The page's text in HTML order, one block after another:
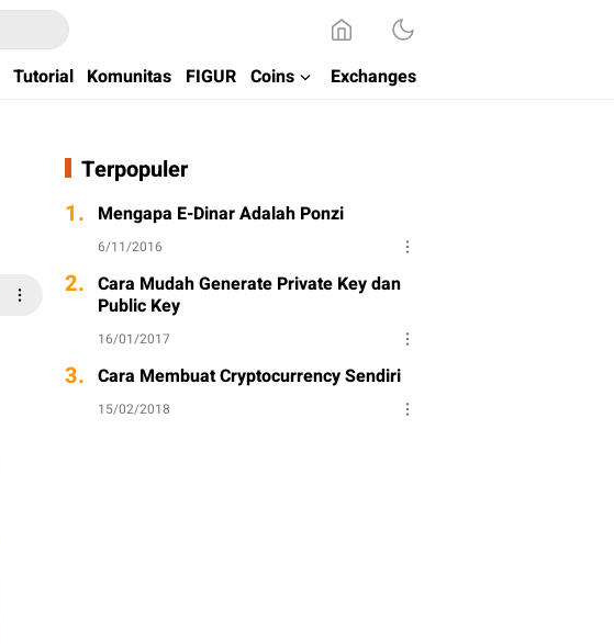
Tutorial Komunitas FIGUR Coins Exchanges
Terpopuler
1. Mengapa E-Dinar Adalah Ponzi
6/11/2016
2. Cara Mudah Generate Private Key dan
Public Key
16/01/2017
3. Cara Membuat Cryptocurrency Sendiri
15/02/2018